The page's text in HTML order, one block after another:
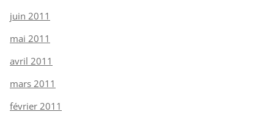
juin 2011
mai 2011
avril 2011
mars 2011
février 2011